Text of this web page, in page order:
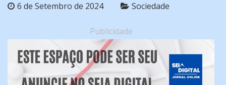
6 de Setembro de 2024 Sociedade
Publicidade